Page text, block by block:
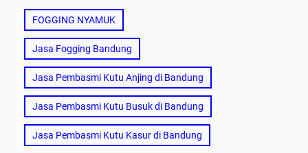
FOGGING NYAMUK
Jasa Fogging Bandung
Jasa Pembasmi Kutu Anjing di Bandung
Jasa Pembasmi Kutu Busuk di Bandung
Jasa Pembasmi Kutu Kasur di Bandung